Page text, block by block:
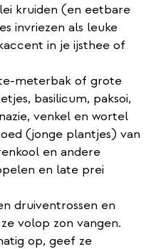
kruiden (en eetbare
invriezen als leuke
in je ijsthee of
meterbak of grote
basilicum, paksoi,
venkel en wortel
(jonge plantjes) van
en andere
en late prei
druiventrossen en
volop zon vangen.
op, geef ze